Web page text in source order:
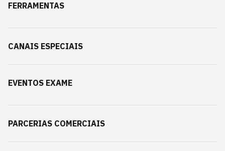
FERRAMENTAS
CANAIS ESPECIAIS
EVENTOS EXAME
PARCERIAS COMERCIAIS